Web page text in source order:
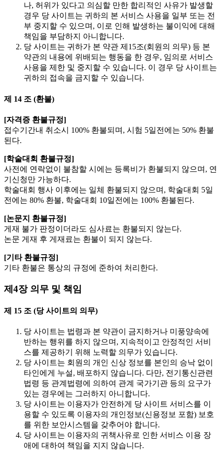
나, 허위가 있다고 의심할 만한 합리적인 사유가 발생할
경우 당 사이트는 귀하의 본 서비스 사용을 일부 또는 전
부 중지할 수 있으며, 이로 인해 발생하는 불이익에 대해
책임을 부담하지 아니합니다.
당 사이트는 귀하가 본 약관 제15조(회원의 의무) 등 본
약관의 내용에 위배되는 행동을 한 경우, 임의로 서비스
사용을 제한 및 중지할 수 있습니다. 이 경우 당 사이트는
귀하의 접속을 금지할 수 있습니다.
제 14 조 (환불)
[자격증 환불규정]
접수기간내 취소시 100% 환불되며, 시험 5일전에는 50% 환불
된다.
[학술대회 환불규정]
사전에 연락없이 불참할 시에는 등록비가 환불되지 않으며, 연
기신청만 가능하다.
학술대회 행사 이후에는 일체 환불되지 않으며, 학술대회 5일
전에는 80% 환불, 학술대회 10일전에는 100% 환불된다.
[논문지 환불규정]
게재 불가 판정이더라도 심사료는 환불되지 않는다.
논문 게재 후 게재료는 환불이 되지 않는다.
[기타 환불규정]
기타 환불은 통상의 규정에 준하여 처리한다.
제4장 의무 및 책임
제 15 조 (당 사이트의 의무)
당 사이트는 법령과 본 약관이 금지하거나 미풍양속에
반하는 행위를 하지 않으며, 지속적이고 안정적인 서비
스를 제공하기 위해 노력할 의무가 있습니다.
당 사이트는 회원의 개인 신상 정보를 본인의 승낙 없이
타인에게 누설, 배포하지 않습니다. 다만, 전기통신관련
법령 등 관계법령에 의하여 관계 국가기관 등의 요구가
있는 경우에는 그러하지 아니합니다.
당 사이트는 이용자가 안전하게 당 사이트 서비스를 이
용할 수 있도록 이용자의 개인정보(신용정보 포함) 보호
를 위한 보안시스템을 갖추어야 합니다.
당 사이트는 이용자의 귀책사유로 인한 서비스 이용 장
애에 대하여 책임을 지지 않습니다.